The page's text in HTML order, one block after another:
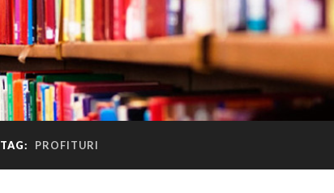
TAG: PROFITURI